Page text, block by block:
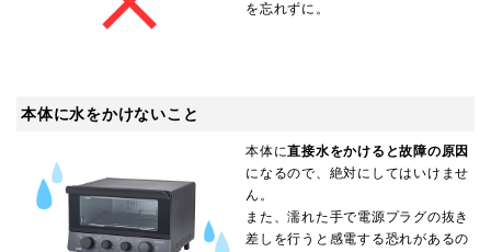
を忘れずに。
本体に水をかけないこと
本体に直接水をかけると故障の原因
になるので、絶対にしてはいけませ
ん。
また、濡れた手で電源プラグの抜き
差しを行うと感電する恐れがあるの